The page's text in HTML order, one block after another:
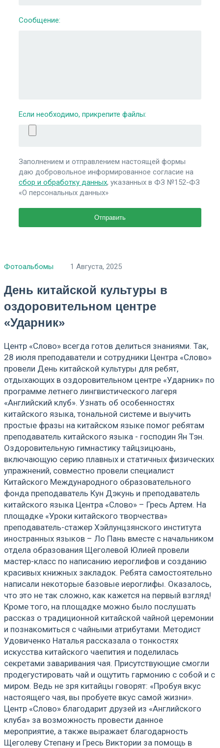
Сообщение:
Если необходимо, прикрепите файлы:
Заполнением и отправлением настоящей формы
даю добровольное информированное согласие на
сбор и обработку данных, указанных в ФЗ №152-ФЗ
«О персональных данных»
Фотоальбомы 1 Августа, 2025
День китайской культуры в
оздоровительном центре
«Ударник»
Центр «Слово» всегда готов делиться знаниями. Так,
28 июля преподаватели и сотрудники Центра «Слово»
провели День китайской культуры для ребят,
отдыхающих в оздоровительном центре «Ударник» по
программе летнего лингвистического лагеря
«Английский клуб». Узнать об особенностях
китайского языка, тональной системе и выучить
простые фразы на китайском языке помог ребятам
преподаватель китайского языка - господин Ян Тэн.
Оздоровительную гимнастику тайцзицюань,
включающую серию плавных и статичных физических
упражнений, совместно провели специалист
Китайского Международного образовательного
фонда преподаватель Кун Дэкунь и преподаватель
китайского языка Центра «Слово» – Гресь Артем. На
площадке «Уроки китайского творчества»
преподаватель-стажер Хэйлунцзянского института
иностранных языков – Ло Пань вместе с начальником
отдела образования Щеголевой Юлией провели
мастер-класс по написанию иероглифов и созданию
красивых книжных закладок. Ребята самостоятельно
написали некоторые базовые иероглифы. Оказалось,
что это не так сложно, как кажется на первый взгляд!
Кроме того, на площадке можно было послушать
рассказ о традиционной китайской чайной церемонии
и познакомиться с чайными атрибутами. Методист
Удовиченко Наталья рассказала о тонкостях
искусства китайского чаепития и поделилась
секретами заваривания чая. Присутствующие смогли
продегустировать чай и ощутить гармонию с собой и с
миром. Ведь не зря китайцы говорят: «Пробуя вкус
настоящего чая, вы пробуете вкус самой жизни».
Центр «Слово» благодарит друзей из «Английского
клуба» за возможность провести данное
мероприятие, а также выражает благодарность
Щеголеву Степану и Гресь Виктории за помощь в